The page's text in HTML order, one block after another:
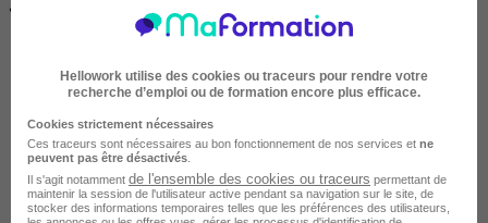
• À distance / En centre / En entreprise
Tout public
Hellowork utilise des cookies ou traceurs pour rendre votre
recherche d’emploi ou de formation encore plus efficace.
Cookies strictement nécessaires
Ces traceurs sont nécessaires au bon fonctionnement de nos services et ne
peuvent pas être désactivés
Il s'agit notamment de l'ensemble des cookies ou traceurs permettant de
maintenir la session de l'utilisateur active pendant sa navigation sur le site, de
stocker des informations temporaires telles que les préférences des utilisateurs,